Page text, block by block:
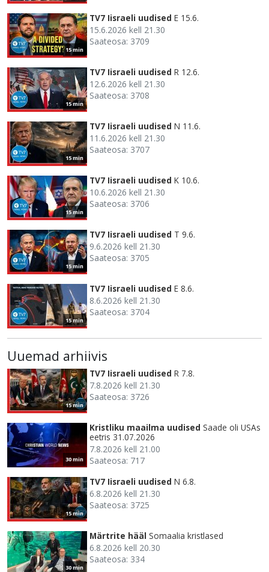
15 min
TV7 Iisraeli uudised E 15.6.
15.6.2026 kell 21.30
Saateosa: 3709
15 min
TV7 Iisraeli uudised R 12.6.
12.6.2026 kell 21.30
Saateosa: 3708
15 min
TV7 Iisraeli uudised N 11.6.
11.6.2026 kell 21.30
Saateosa: 3707
15 min
TV7 Iisraeli uudised K 10.6.
10.6.2026 kell 21.30
Saateosa: 3706
15 min
TV7 Iisraeli uudised T 9.6.
9.6.2026 kell 21.30
Saateosa: 3705
15 min
TV7 Iisraeli uudised E 8.6.
8.6.2026 kell 21.30
Saateosa: 3704
Uuemad arhiivis
15 min
TV7 Iisraeli uudised R 7.8.
7.8.2026 kell 21.30
Saateosa: 3726
30 min
Kristliku maailma uudised Saade oli USAs
eetris 31.07.2026
7.8.2026 kell 21.00
Saateosa: 717
15 min
TV7 Iisraeli uudised N 6.8.
6.8.2026 kell 21.30
Saateosa: 3725
30 min
Märtrite hääl Somaalia kristlased
6.8.2026 kell 20.30
Saateosa: 334